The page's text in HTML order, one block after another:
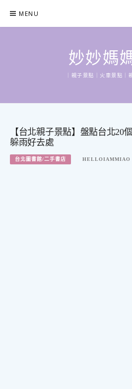
content
MENU
妙妙媽
｜親子景點｜火車景點｜
【台北親子景點】盤點台北20
躲雨好去處
台北圖書館/二手書店 HELLOIAMMIAO